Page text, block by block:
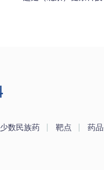
少数民族药 靶点 药